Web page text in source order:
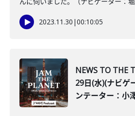
2023.11.30 |00:10:05
NEWS TO THE
29日(水)(ナビゲ
ンテーター：小